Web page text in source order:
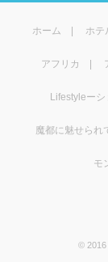
ホーム ホテ
アフリカ
Lifestyleー
魔都に魅せられ
モ
©